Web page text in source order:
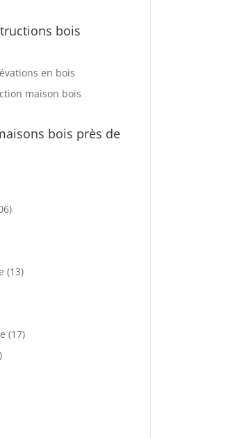
bois
en bois
maison bois
bois près de
(13)
(17)